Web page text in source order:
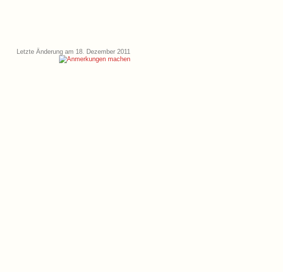
Letzte Änderung am 18. Dezember 2011